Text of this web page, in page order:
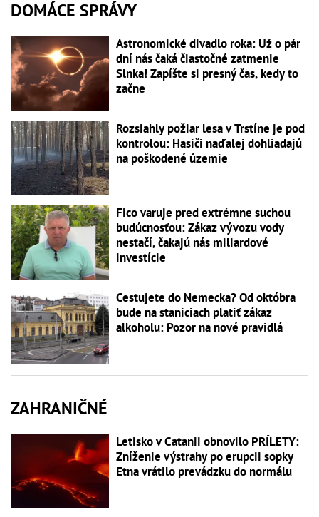
DOMÁCE SPRÁVY
Astronomické divadlo roka: Už o pár
dní nás čaká čiastočné zatmenie
Slnka! Zapíšte si presný čas, kedy to
začne
Rozsiahly požiar lesa v Trstíne je pod
kontrolou: Hasiči naďalej dohliadajú
na poškodené územie
Fico varuje pred extrémne suchou
budúcnosťou: Zákaz vývozu vody
nestačí, čakajú nás miliardové
investície
Cestujete do Nemecka? Od októbra
bude na staniciach platiť zákaz
alkoholu: Pozor na nové pravidlá
ZAHRANIČNÉ
Letisko v Catanii obnovilo PRÍLETY:
Zníženie výstrahy po erupcii sopky
Etna vrátilo prevádzku do normálu